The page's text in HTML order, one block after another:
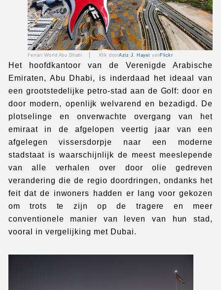
Ferrari World Abu Dhabi Klik doorAziz J. Hayat vanFlickr
Het hoofdkantoor van de Verenigde Arabische
Emiraten, Abu Dhabi, is inderdaad het ideaal van
een grootstedelijke petro-stad aan de Golf: door en
door modern, openlijk welvarend en bezadigd. De
plotselinge en onverwachte overgang van het
emiraat in de afgelopen veertig jaar van een
afgelegen vissersdorpje naar een moderne
stadstaat is waarschijnlijk de meest meeslepende
van alle verhalen over door olie gedreven
verandering die de regio doordringen, ondanks het
feit dat de inwoners hadden er lang voor gekozen
om trots te zijn op de tragere en meer
conventionele manier van leven van hun stad,
vooral in vergelijking met Dubai.